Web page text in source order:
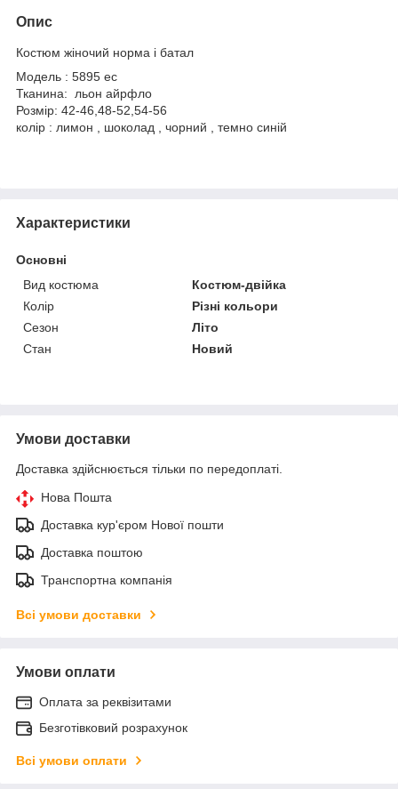
Опис
Костюм жіночий норма і батал
Модель : 5895 ес
Тканина: льон айрфло
Розмір: 42-46,48-52,54-56
колір : лимон , шоколад , чорний , темно синій
Характеристики
Основні
Вид костюма
Костюм-двійка
Колір
Різні кольори
Сезон
Літо
Стан
Новий
Умови доставки
Доставка здійснюється тільки по передоплаті.
Нова Пошта
Доставка кур'єром Нової пошти
Доставка поштою
Транспортна компанія
Всі умови доставки
Умови оплати
Оплата за реквізитами
Безготівковий розрахунок
Всі умови оплати